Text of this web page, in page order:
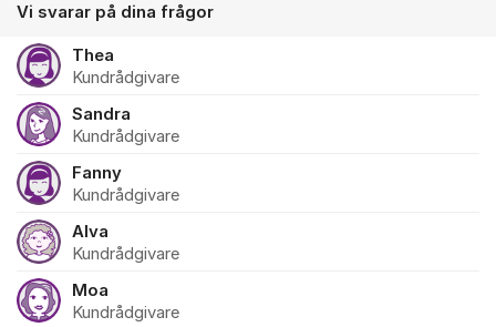
Vi svarar på dina frågor
Thea
Kundrådgivare
Sandra
Kundrådgivare
Fanny
Kundrådgivare
Alva
Kundrådgivare
Moa
Kundrådgivare